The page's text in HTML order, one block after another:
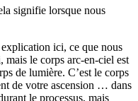
signifie lorsque nous
ici, ce que nous
mais le corps arc-en-ciel est
de lumière. C’est le corps
de votre ascension … dans
le processus, mais